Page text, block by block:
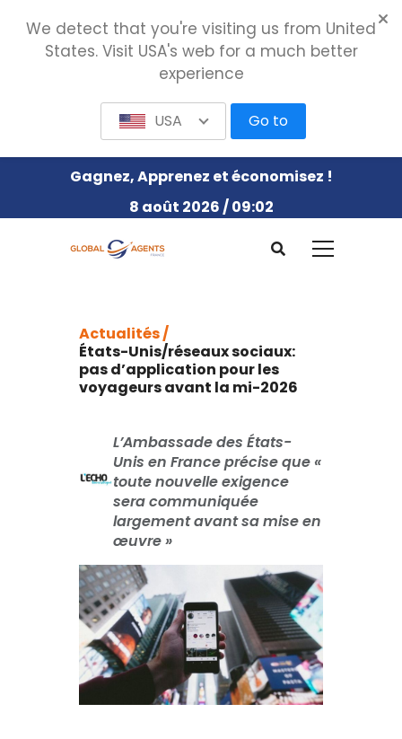
Gagnez, Apprenez et économisez !
8 août 2026 / 09:02
Actualités /
États-Unis/réseaux sociaux:
pas d’application pour les
voyageurs avant la mi-2026
L’Ambassade des États-
Unis en France précise que «
toute nouvelle exigence
sera communiquée
largement avant sa mise en
œuvre »
We detect that you're visiting us from United
States. Visit USA's web for a much better
experience
USA Go to